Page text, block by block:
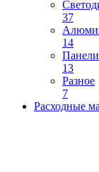
37
14
13
Разное
7
Расходные